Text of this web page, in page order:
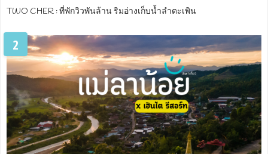
TWO CHER : ที่พักวิวพันล้าน ริมอ่างเก็บน้ำลำตะเพิน
2